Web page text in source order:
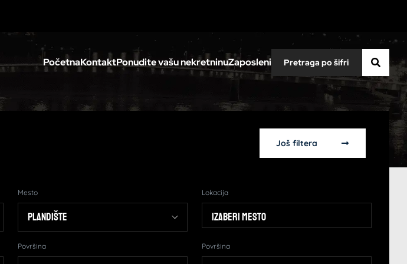
PočetnaKontaktPonudite vašu nekretninuZaposleni
Još filtera
Mesto Lokacija
Izaberi mesto
Površina Površina